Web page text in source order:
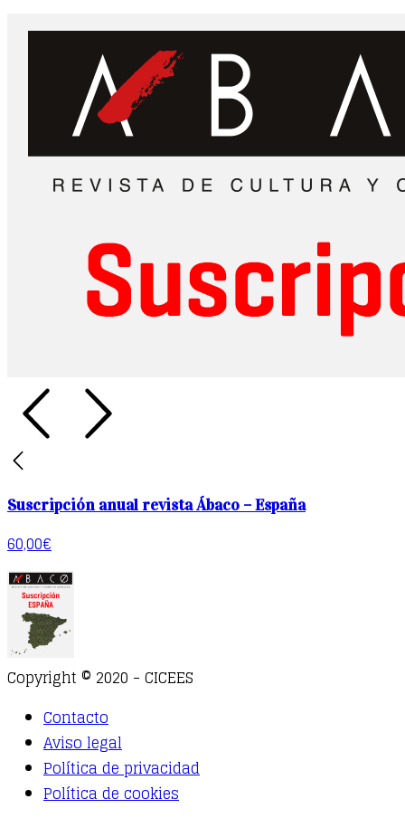
Suscripción anual revista Ábaco – España
60,00€
Copyright © 2020 - CICEES
Contacto
Aviso legal
Política de privacidad
Política de cookies